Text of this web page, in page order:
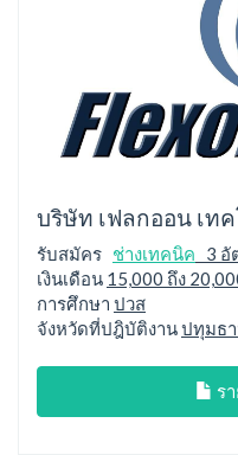
บริษัท เฟลกออน เท
รับสมัคร ช่างเทคนิค 3 อั
เงินเดือน 15,000 ถึง
การศึกษา ปวส
จังหวัดที่ปฎิบัติงานปทุมธ
ร